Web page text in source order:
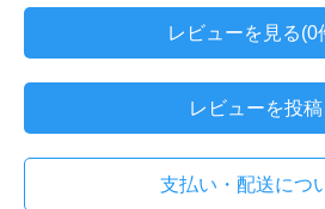
レビューを見る(0
レビューを投稿
支払い・配送につ